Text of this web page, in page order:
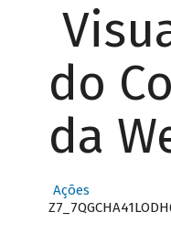
do
da
Ações